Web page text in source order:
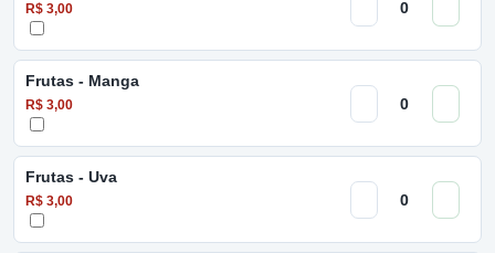
R$ 3,00
Frutas - Manga
R$ 3,00
Frutas - Uva
R$ 3,00